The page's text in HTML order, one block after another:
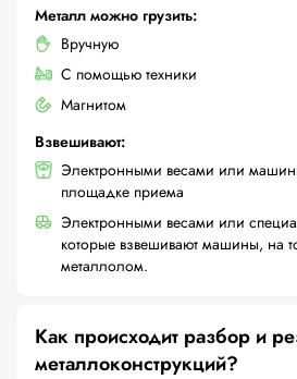
Металл можно грузить:
Вручную
С помощью техники
Магнитом
Взвешивают:
Электронными весами или
площадке приема
Электронными весами или
которые взвешивают машины, на
металлолом.
Как происходит разбор и
металлоконструкций?